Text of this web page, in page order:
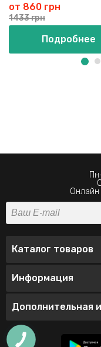
от 860 грн
1433 грн
Подробнее
Онлайн
Каталог товаров
Информация
Дополнительная